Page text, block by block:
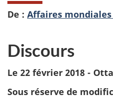
De : Affaires mondiales
Discours
Le 22 février 2018 -
Sous réserve de